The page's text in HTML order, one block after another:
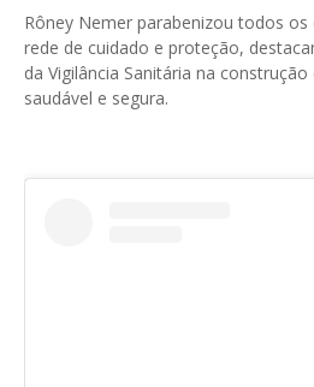
Rôney Nemer parabenizou todos
rede de cuidado e proteção,
da Vigilância Sanitária na
saudável e segura.